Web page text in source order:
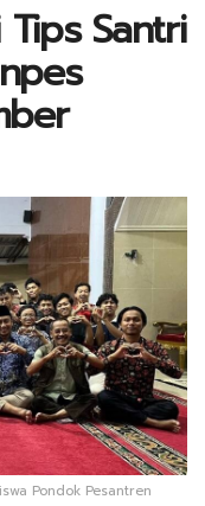
Santri
Pondok Pesantren